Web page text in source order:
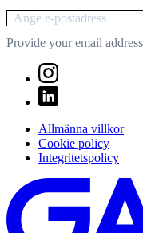
Provide your email
Allmänna villkor
Cookie policy
Integritetspolicy